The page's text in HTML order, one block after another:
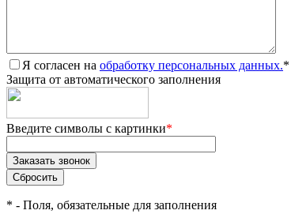
Я согласен на обработку персональных данных.*
Защита от автоматического заполнения
Введите символы с картинки*
* - Поля, обязательные для заполнения